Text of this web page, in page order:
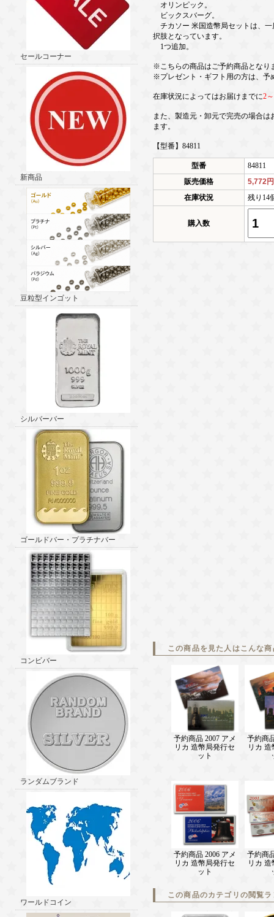
セールコーナー
新商品
豆粒型インゴット
シルバーバー
ゴールドバー・プラチナバー
コンビバー
ランダムブランド
ワールドコイン
オリンピック。
ビックスバーグ。
チカソー 米国造幣局セットは、一
択肢となっています。
1つ追加。
※こちらの商品はご予約商品となり
※プレゼント・ギフト用の方は、予
在庫状況によってはお届けまでに2
また、製造元・卸元で完売の場合
ます。
【型番】84811
型番
84811
販売価格
5,772
在庫状況
残り14
購入数
この商品を見た人はこんな
予約商品 2007 アメ
リカ 造幣局発行セ
ット
予約商
リカ
予約商品 2006 アメ
リカ 造幣局発行セ
ット
予約商
リカ
この商品のカテゴリの閲覧